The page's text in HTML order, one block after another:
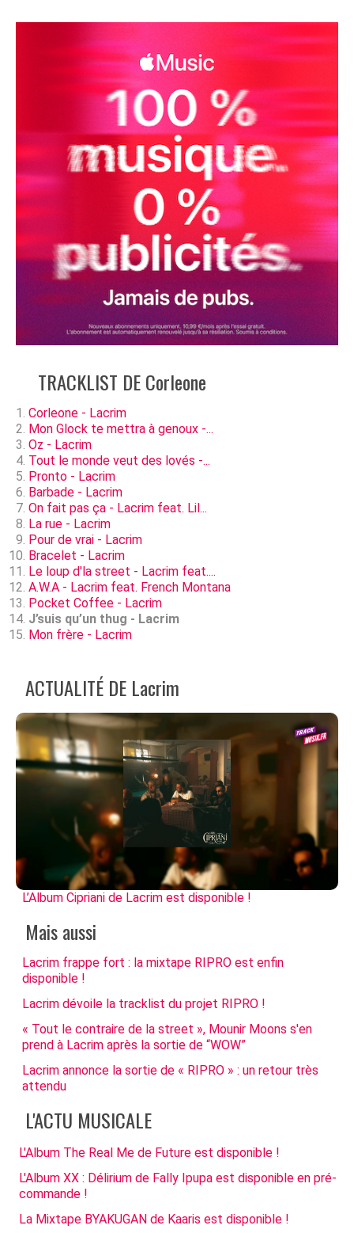
TRACKLIST DE Corleone
Corleone - Lacrim
Mon Glock te mettra à genoux -...
Oz - Lacrim
Tout le monde veut des lovés -...
Pronto - Lacrim
Barbade - Lacrim
On fait pas ça - Lacrim feat. Lil...
La rue - Lacrim
Pour de vrai - Lacrim
Bracelet - Lacrim
Le loup d'la street - Lacrim feat....
A.W.A - Lacrim feat. French Montana
Pocket Coffee - Lacrim
J’suis qu’un thug - Lacrim
Mon frère - Lacrim
ACTUALITÉ DE Lacrim
L’Album Cipriani de Lacrim est disponible !
Mais aussi
Lacrim frappe fort : la mixtape RIPRO est enfin
disponible !
Lacrim dévoile la tracklist du projet RIPRO !
« Tout le contraire de la street », Mounir Moons s'en
prend à Lacrim après la sortie de “WOW”
Lacrim annonce la sortie de « RIPRO » : un retour très
attendu
L'ACTU MUSICALE
L'Album The Real Me de Future est disponible !
L'Album XX : Délirium de Fally Ipupa est disponible en pré-
commande !
La Mixtape BYAKUGAN de Kaaris est disponible !